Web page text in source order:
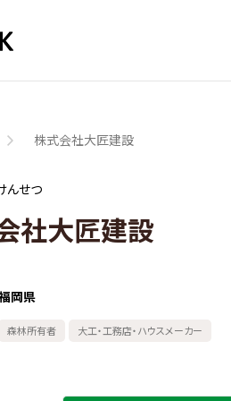
株式会社大匠建設
んせつ
社大匠建設
岡県
森林所有者 大工・工務店・ハウスメーカー